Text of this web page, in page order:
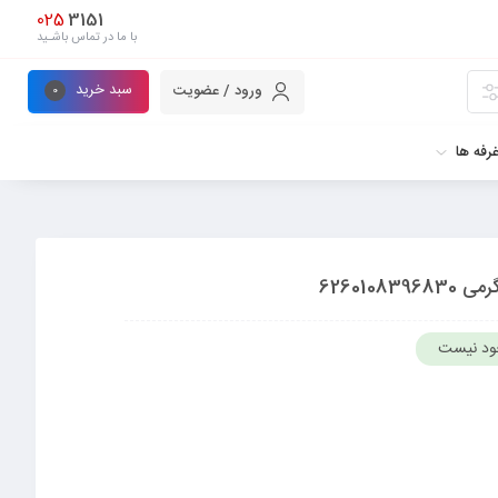
3151
025
با ما در تماس باشـید
ورود / عضویت سبد خرید 0
غرفه ها
نیست